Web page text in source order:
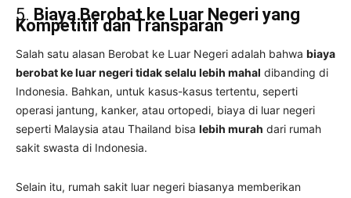
5. Biaya Berobat ke Luar Negeri yang
Kompetitif dan Transparan
Salah satu alasan Berobat ke Luar Negeri adalah bahwa biaya
berobat ke luar negeri tidak selalu lebih mahal dibanding di
Indonesia. Bahkan, untuk kasus-kasus tertentu, seperti
operasi jantung, kanker, atau ortopedi, biaya di luar negeri
seperti Malaysia atau Thailand bisa lebih murah dari rumah
sakit swasta di Indonesia.
Selain itu, rumah sakit luar negeri biasanya memberikan